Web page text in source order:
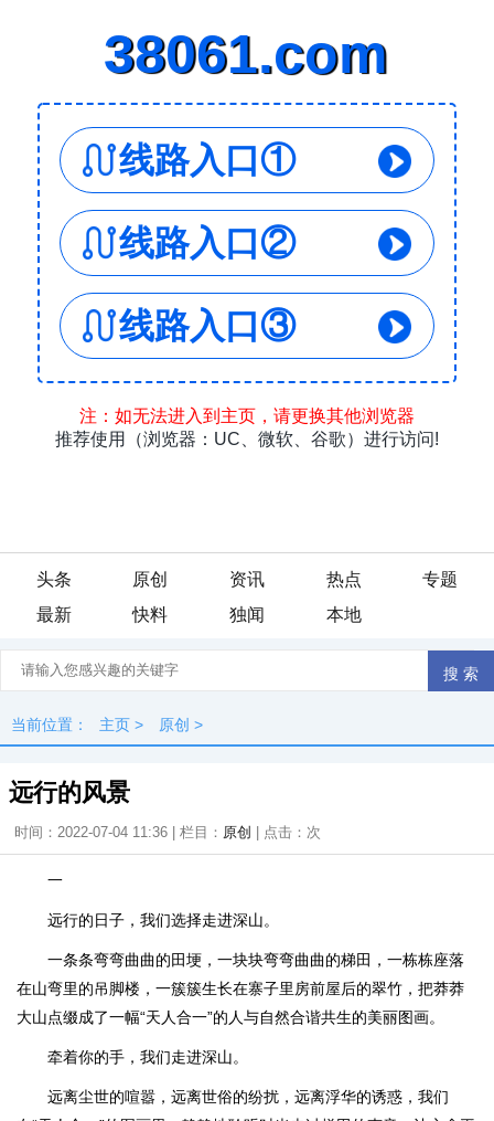
头条 原创 资讯 热点
专题
最新
快料 独闻 本地
当前位置： 主页 > 原创 >
远行的风景
时间：2022-07-04 11:36 | 栏目： 原创 | 点击： 次
一
远行的日子，我们选择走进深山。
一条条弯弯曲曲的田埂，一块块弯弯曲曲的梯田，一栋栋座落
在山弯里的吊脚楼，一簇簇生长在寨子里房前屋后的翠竹，把莽莽
大山点缀成了一幅“天人合一”的人与自然合谐共生的美丽图画。
牵着你的手，我们走进深山。
远离尘世的喧嚣，远离世俗的纷扰，远离浮华的诱惑，我们